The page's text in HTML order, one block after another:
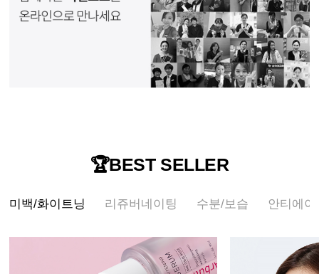
🏆BEST SELLER
미백/화이트닝 리쥬버네이팅 수분/보습 안티에이